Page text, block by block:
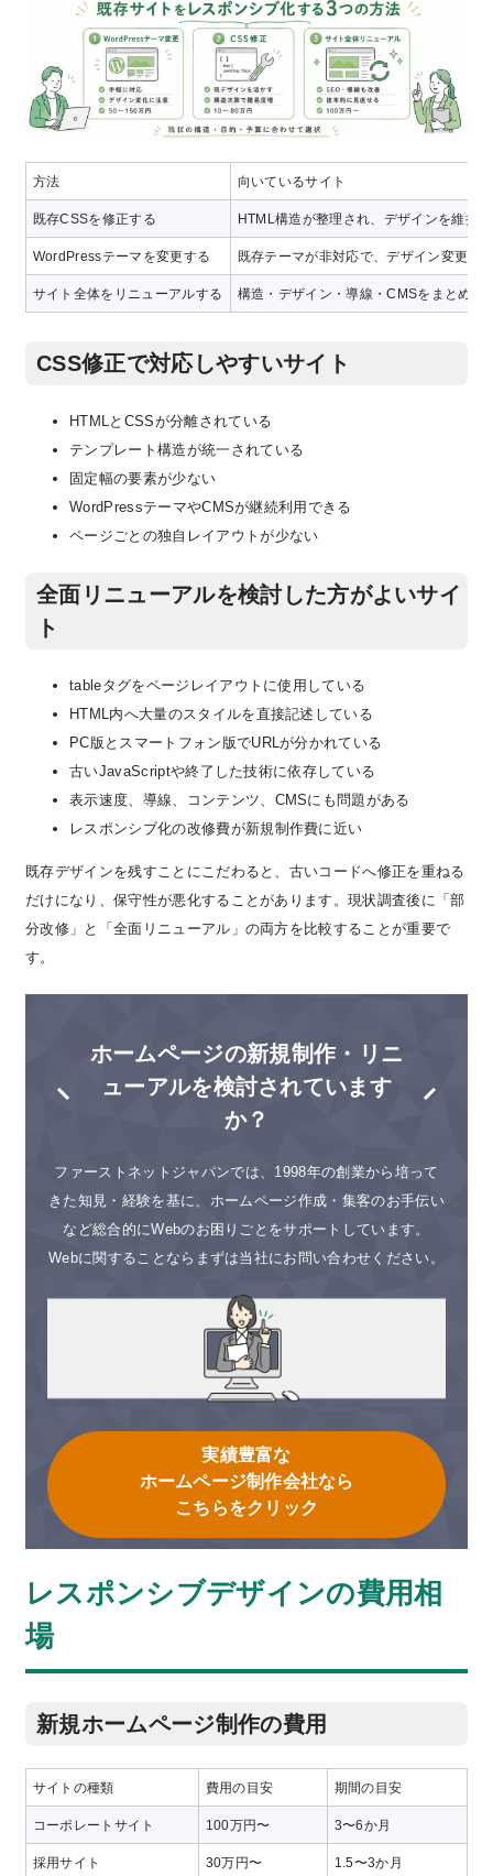
方法 向いているサイト
既存CSSを修正する HTML構造が整理され、デザインを維持
WordPressテーマを変更する 既存テーマが非対応で、デザイン変更を
サイト全体をリニューアルする 構造・デザイン・導線・CMSをまとめて
CSS修正で対応しやすいサイト
HTMLとCSSが分離されている
テンプレート構造が統一されている
固定幅の要素が少ない
WordPressテーマやCMSが継続利用できる
ページごとの独自レイアウトが少ない
全面リニューアルを検討した方がよいサイ
ト
tableタグをページレイアウトに使用している
HTML内へ大量のスタイルを直接記述している
PC版とスマートフォン版でURLが分かれている
古いJavaScriptや終了した技術に依存している
表示速度、導線、コンテンツ、CMSにも問題がある
レスポンシブ化の改修費が新規制作費に近い
既存デザインを残すことにこだわると、古いコードへ修正を重ねる
だけになり、保守性が悪化することがあります。現状調査後に「部
分改修」と「全面リニューアル」の両方を比較することが重要で
す。
ホームページの新規制作・リニ
ューアルを検討されています
か？
ファーストネットジャパンでは、1998年の創業から培って
きた知見・経験を基に、ホームページ作成・集客のお手伝い
など総合的にWebのお困りごとをサポートしています。
Webに関することならまずは当社にお問い合わせください。
実績豊富な
ホームページ制作会社なら
こちらをクリック
レスポンシブデザインの費用相
場
新規ホームページ制作の費用
サイトの種類 費用の目安 期間の目安
コーポレートサイト 100万円〜 3〜6か月
採用サイト 30万円〜 1.5〜3か月